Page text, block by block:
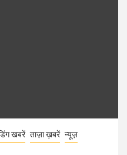
खबरें ताज़ा ख़बरें न्यूज़